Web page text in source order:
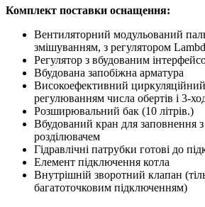
Комплект поставки оснащення:
Вентиляторний модульований
змішуванням, з регулятором
Регулятор з вбудованим
Вбудована запобіжна арматура
Високоефективний
регулюванням числа обертів і 3-
Розширювальний бак (10 літрів.)
Вбудований кран для заповнення
розділювачем
Гідравлічні патрубки готові до
Елемент підключення котла
Внутрішній зворотний клапан
багатоточковим підключенням)